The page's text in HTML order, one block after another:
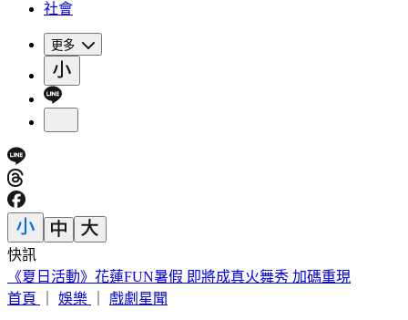
社會
更多
快訊
遠見天下創辦人高希均90歲辭世！「長壽5秘訣」曝 醫生也
認同